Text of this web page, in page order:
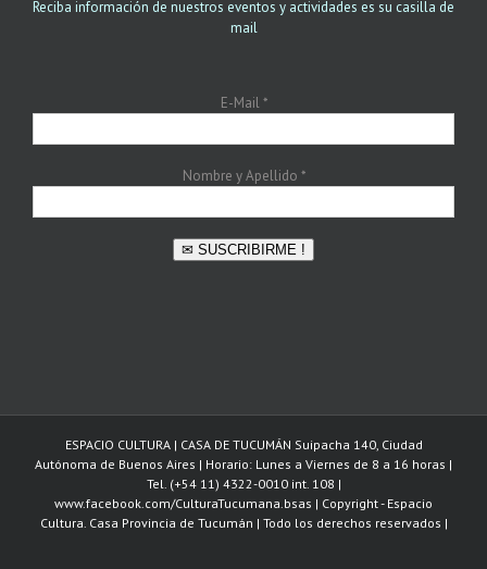
Reciba información de nuestros eventos y actividades es su casilla de
mail
E-Mail*
Nombre y Apellido *
✉ SUSCRIBIRME !
ESPACIO CULTURA | CASA DE TUCUMÁN Suipacha 140, Ciudad
Autónoma de Buenos Aires | Horario: Lunes a Viernes de 8 a 16 horas |
Tel. (+54 11) 4322-0010 int. 108 |
www.facebook.com/CulturaTucumana.bsas | Copyright - Espacio
Cultura. Casa Provincia de Tucumán | Todo los derechos reservados |